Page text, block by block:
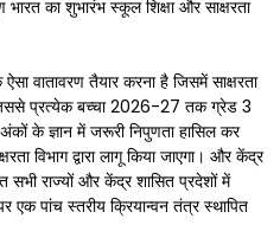
का शुभारंभ स्कूल शिक्षा और साक्षरता
वातावरण तैयार करना है जिसमें साक्षरता
प्रत्येक बच्चा 2026-27 तक ग्रेड 3
के ज्ञान में जरूरी निपुणता हासिल कर
विभाग द्वारा लागू किया जाएगा। और केंद्र
सभी राज्यों और केंद्र शासित प्रदेशों में
एक पांच स्तरीय क्रियान्वन तंत्र स्थापित